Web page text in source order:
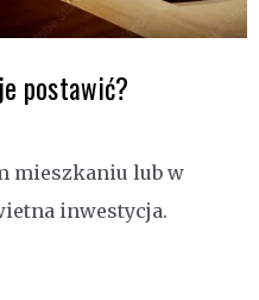
postawić?
mieszkaniu lub w
inwestycja.